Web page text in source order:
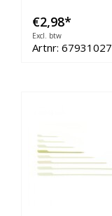
€2,98*
Excl. btw
Artnr: 67931027